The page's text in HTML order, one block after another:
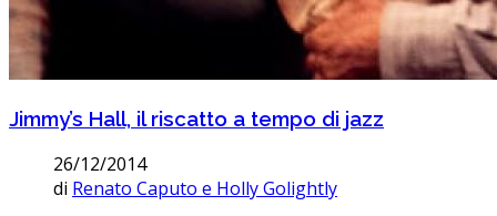
Jimmy’s Hall, il riscatto a tempo di jazz
26/12/2014
di Renato Caputo e Holly Golightly